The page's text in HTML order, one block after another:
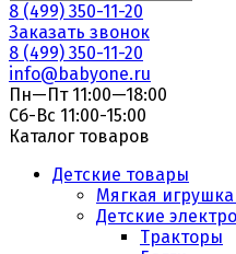
8 (499) 350-11-20
Заказать звонок
8 (499) 350-11-20
info@babyone.ru
Пн—Пт 11:00—18:00
Сб-Вс 11:00-15:00
Каталог товаров
Детские товары
Мягкая
Детские
Тракторы